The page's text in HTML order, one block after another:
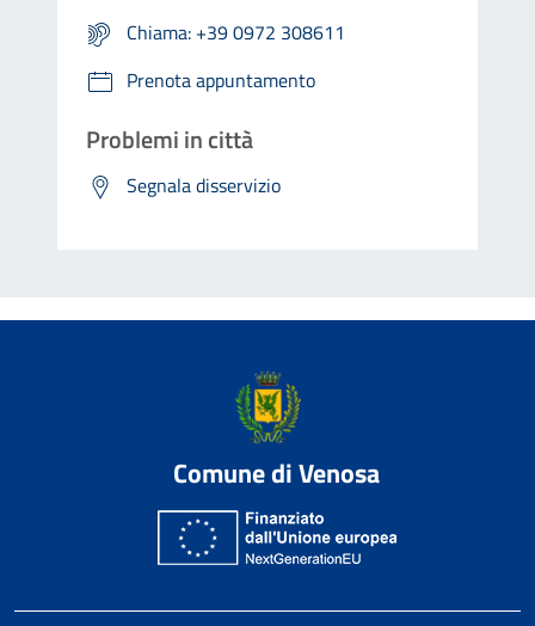
Chiama: +39 0972 308611
Prenota appuntamento
Problemi in città
Segnala disservizio
Comune di Venosa